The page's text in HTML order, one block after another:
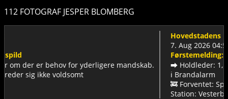
112 FOTOGRAF JESPER BLOMBERG
der er behov for yderligere mandskab.
sig ikke voldsomt
Hovedstadens
7. Aug 2026 04:56
Førstemelding:
➡️ Holdleder: 1,
ℹ️ Brandalarm
🚒 Forventet:
Station: Vesterbro